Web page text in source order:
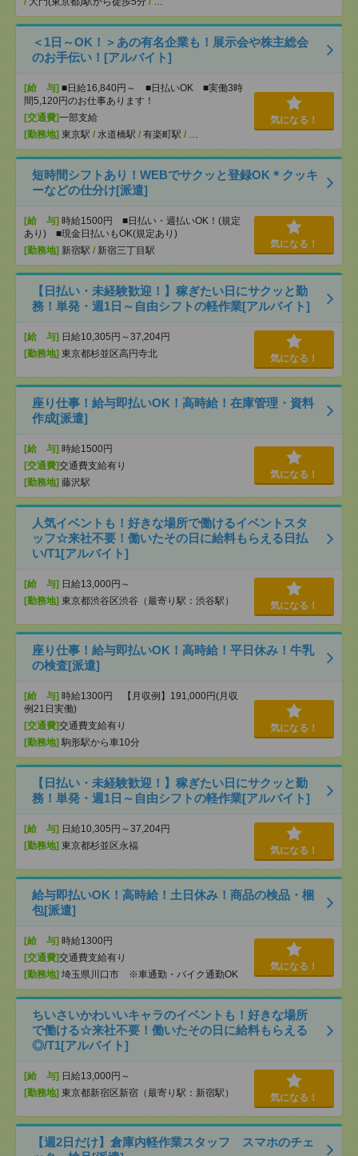
＜1日～OK！＞あの有名企業も！展示会や株主総会
のお手伝い！[アルバイト]
[給 与] ■日給16,840円～ ■日払いOK ■実働3時
間5,120円のお仕事あります！
[交通費]一部支給
[勤務地] 東京駅 / 水道橋駅 / 有楽町駅 / …
気になる！
短時間シフトあり！WEBでサクッと登録OK＊クッキ
ーなどの仕分け[派遣]
[給 与] 時給1500円 ■日払い・週払いOK！(規定
あり) ■現金日払いもOK(規定あり)
[勤務地] 新宿駅 / 新宿三丁目駅
気になる！
【日払い・未経験歓迎！】稼ぎたい日にサクッと勤
務！単発・週1日～自由シフトの軽作業[アルバイト]
[給 与] 日給10,305円～37,204円
[勤務地] 東京都杉並区高円寺北 気になる！
座り仕事！給与即払いOK！高時給！在庫管理・資料
作成[派遣]
[給 与] 時給1500円
[交通費]交通費支給有り
[勤務地] 藤沢駅
気になる！
人気イベントも！好きな場所で働けるイベントスタ
ッフ☆来社不要！働いたその日に給料もらえる日払
い/T1[アルバイト]
[給 与] 日給13,000円～
[勤務地] 東京都渋谷区渋谷（最寄り駅：渋谷駅） 気になる！
座り仕事！給与即払いOK！高時給！平日休み！牛乳
の検査[派遣]
[給 与] 時給1300円 【月収例】191,000円(月収
例21日実働)
[交通費]交通費支給有り
[勤務地] 駒形駅から車10分
気になる！
【日払い・未経験歓迎！】稼ぎたい日にサクッと勤
務！単発・週1日～自由シフトの軽作業[アルバイト]
[給 与] 日給10,305円～37,204円
[勤務地] 東京都杉並区永福 気になる！
給与即払いOK！高時給！土日休み！商品の検品・梱
包[派遣]
[給 与] 時給1300円
[交通費]交通費支給有り
[勤務地] 埼玉県川口市 ※車通勤・バイク通勤OK
気になる！
ちいさいかわいいキャラのイベントも！好きな場所
で働ける☆来社不要！働いたその日に給料もらえる
◎/T1[アルバイト]
[給 与] 日給13,000円～
[勤務地] 東京都新宿区新宿（最寄り駅：新宿駅） 気になる！
【週2日だけ】倉庫内軽作業スタッフ スマホのチェ